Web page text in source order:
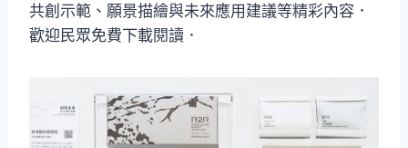
共創示範、願景描繪與未來應用建議等精彩內容．
歡迎民眾免費下載閱讀．